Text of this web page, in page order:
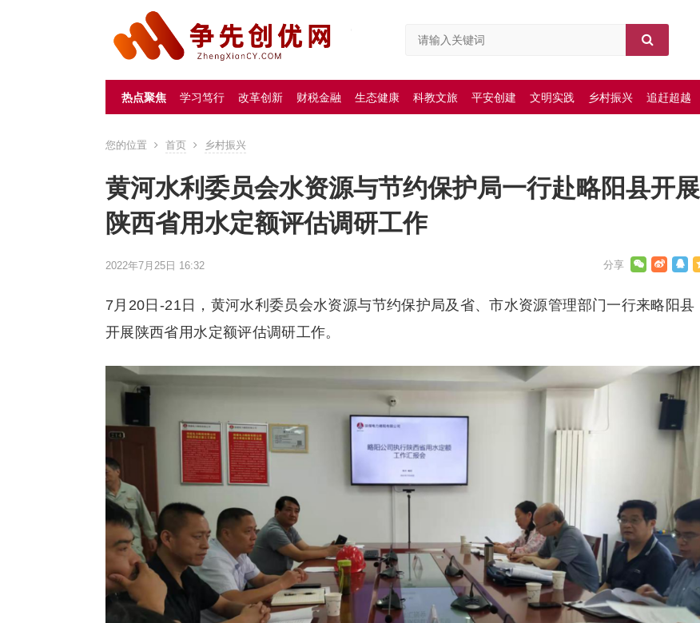
热点聚焦 学习笃行 改革创新 财税金融 生态健康 科教文旅 平安创建 文明实践 乡村振兴 追赶超越
您的位置 首页 乡村振兴
黄河水利委员会水资源与节约保护局一行赴略阳县开展
陕西省用水定额评估调研工作
2022年7月25日 16:32
7月20日-21日，黄河水利委员会水资源与节约保护局及省、市水资源管理部门一行来略阳县
开展陕西省用水定额评估调研工作。